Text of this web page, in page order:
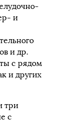
и
и др.
с рядом
и других
три
с